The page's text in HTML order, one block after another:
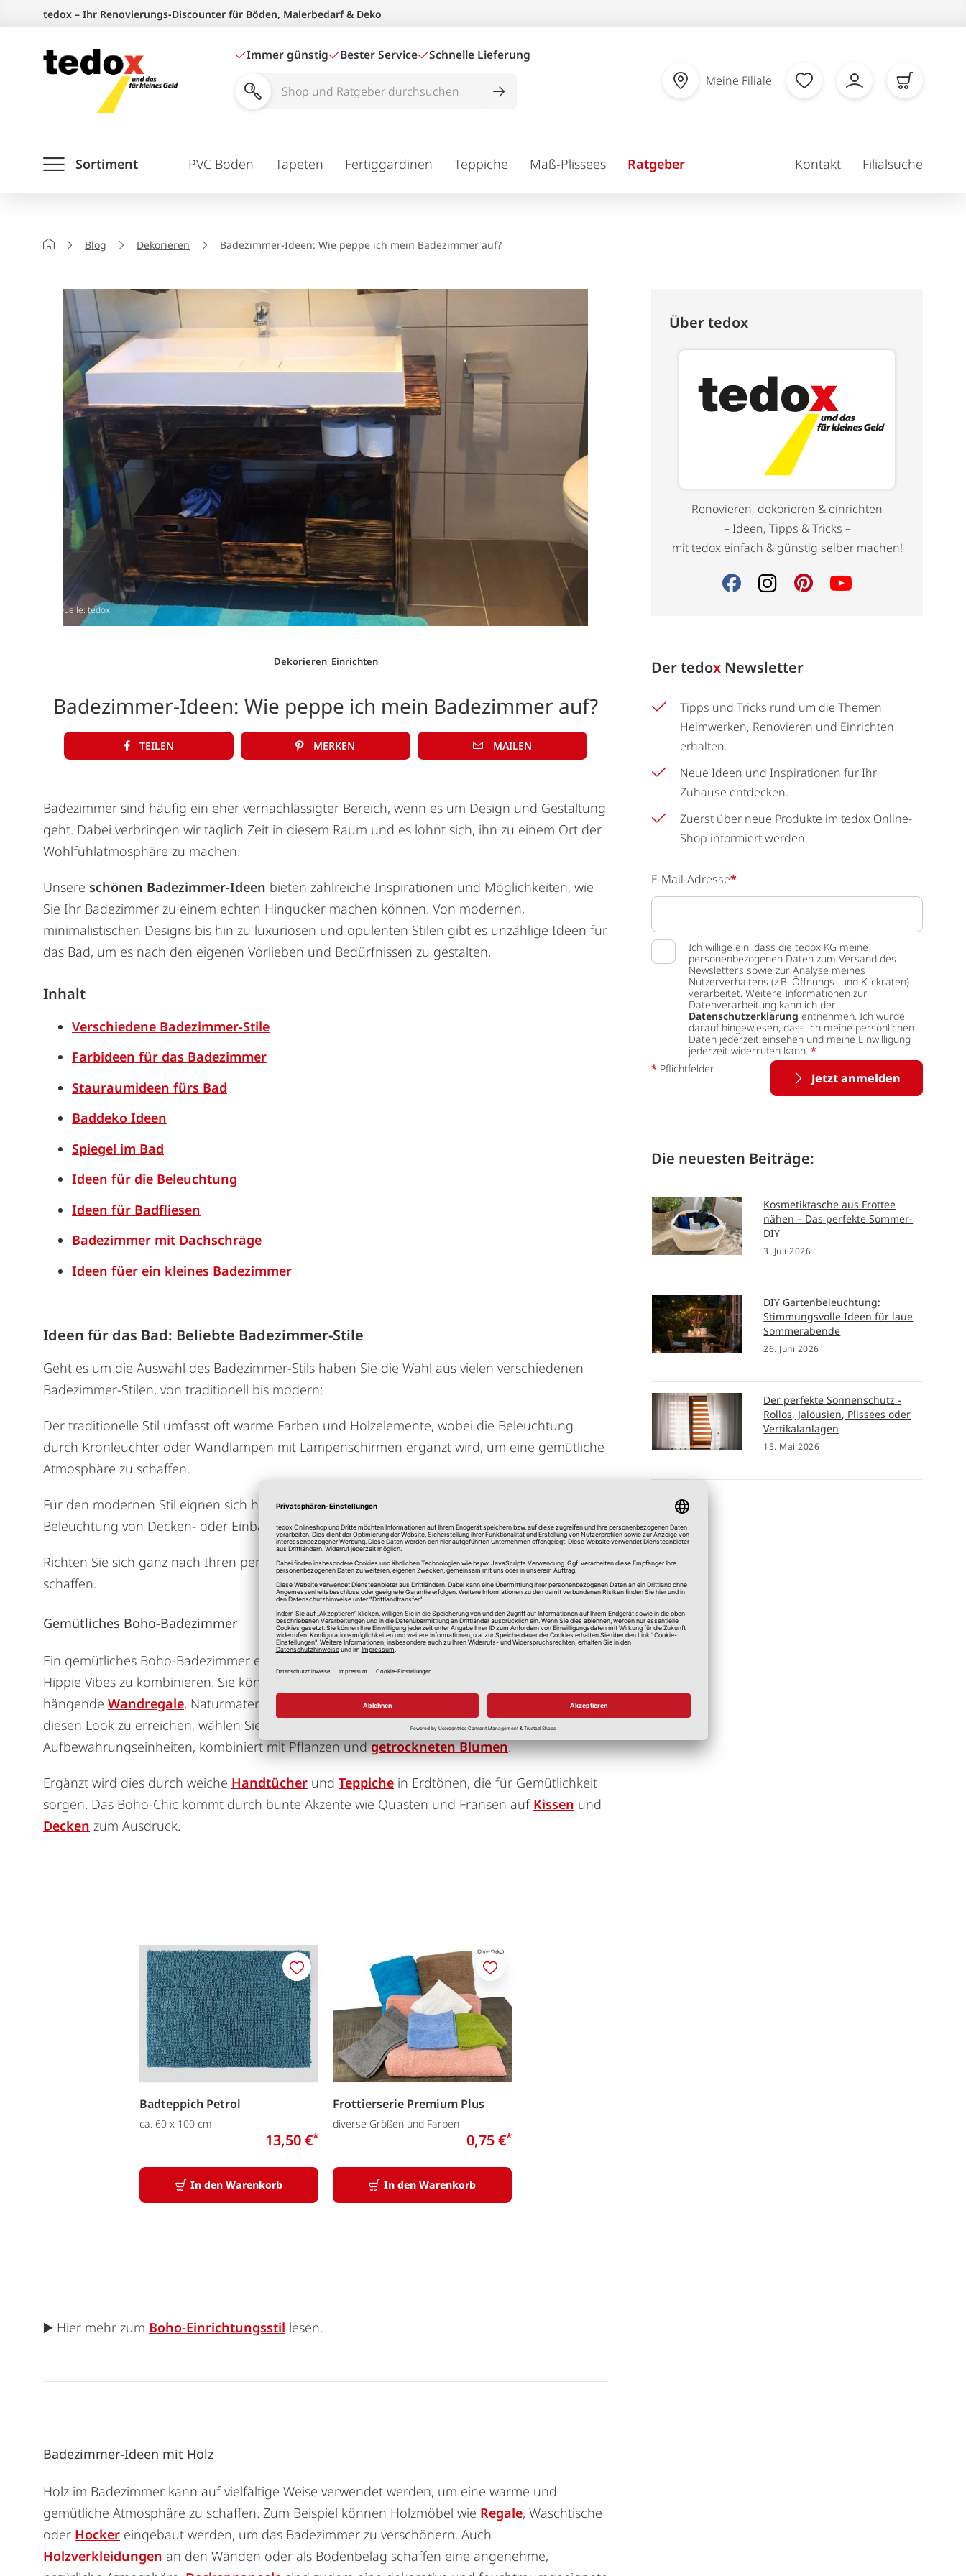
springen
tedox – Ihr Renovierungs-Discounter für Böden, Malerbedarf & Deko
Immer günstig Bester Service Schnelle Lieferung
Shop
durchsuchen
Meine Filiale
Sortiment PVC Boden Tapeten Fertiggardinen Teppiche Maß-Plissees Ratgeber Kontakt Filialsuche
Startseite
Blog Dekorieren Badezimmer-Ideen: Wie peppe ich mein Badezimmer auf?
Quelle: tedox
Dekorieren, Einrichten
Badezimmer-Ideen: Wie peppe ich mein Badezimmer auf?
TEILEN MERKEN MAILEN
Badezimmer sind häufig ein eher vernachlässigter Bereich, wenn es um Design und Gestaltung
geht. Dabei verbringen wir täglich Zeit in diesem Raum und es lohnt sich, ihn zu einem Ort der
Wohlfühlatmosphäre zu machen.
Unsere schönen Badezimmer-Ideen bieten zahlreiche Inspirationen und Möglichkeiten, wie
Sie Ihr Badezimmer zu einem echten Hingucker machen können. Von modernen,
minimalistischen Designs bis hin zu luxuriösen und opulenten Stilen gibt es unzählige Ideen für
das Bad, um es nach den eigenen Vorlieben und Bedürfnissen zu gestalten.
Inhalt
Verschiedene Badezimmer-Stile
Farbideen für das Badezimmer
Stauraumideen fürs Bad
Baddeko Ideen
Spiegel im Bad
Ideen für die Beleuchtung
Ideen für Badfliesen
Badezimmer mit Dachschräge
Ideen füer ein kleines Badezimmer
Ideen für das Bad: Beliebte Badezimmer-Stile
Geht es um die Auswahl des Badezimmer-Stils haben Sie die Wahl aus vielen verschiedenen
Badezimmer-Stilen, von traditionell bis modern:
Der traditionelle Stil umfasst oft warme Farben und Holzelemente, wobei die Beleuchtung
durch Kronleuchter oder Wandlampen mit Lampenschirmen ergänzt wird, um eine gemütliche
Atmosphäre zu schaffen.
Für den modernen Stil eignen sich hingegen klare Linien und minimalistische Details, wobei die
Beleuchtung von Decken- oder Einbauleuchten für ein modernes Ambiente sorgt.
Richten Sie sich ganz nach Ihren persönlichen Vorlieben, um Ihr Bad zum Wohlfühlen zu
schaffen.
Gemütliches Boho-Badezimmer
Ein gemütliches Boho-Badezimmer einzurichten bedeutet, natürliche Elemente mit lässigen
Hippie Vibes zu kombinieren. Sie können eine Wohlfühlatmosphäre schaffen, indem Sie
hängende Wandregale, Naturmaterialien und entspannende
hinzufügen. Um
diesen Look zu erreichen, wählen Sie warme Holztöne für Regale und
Aufbewahrungseinheiten, kombiniert mit Pflanzen undgetrockneten Blumen.
Ergänzt wird dies durch weiche Handtücher und Teppiche in Erdtönen, die für Gemütlichkeit
sorgen. Das Boho-Chic kommt durch bunte Akzente wie Quasten und Fransen auf Kissen und
Decken zum Ausdruck.
Badteppich Petrol
ca. 60 x 100 cm
13,50 €*
In den Warenkorb
Merken
Frottierserie Premium Plus
diverse Größen und Farben
0,75 €*
In den Warenkorb
Merken
▶️ Hier mehr zum Boho-Einrichtungsstil lesen.
Badezimmer-Ideen mit Holz
Holz im Badezimmer kann auf vielfältige Weise verwendet werden, um eine warme und
gemütliche Atmosphäre zu schaffen. Zum Beispiel können Holzmöbel wie Regale, Waschtische
oder Hocker eingebaut werden, um das Badezimmer zu verschönern. Auch
Holzverkleidungen an den Wänden oder als Bodenbelag schaffen eine angenehme,
Über tedox
Renovieren, dekorieren & einrichten
– Ideen, Tipps & Tricks –
mit tedox einfach & günstig selber machen!
Dertedox Newsletter
Tipps und Tricks rund um die Themen
Heimwerken, Renovieren und Einrichten
erhalten.
Neue Ideen und Inspirationen für Ihr
Zuhause entdecken.
Zuerst über neue Produkte im tedox Online-
Shop informiert werden.
E-Mail-Adresse*
Ich willige ein, dass die tedox KG meine
personenbezogenen Daten zum Versand des
Newsletters sowie zur Analyse meines
Nutzerverhaltens (z.B. Öffnungs- und Klickraten)
verarbeitet. Weitere Informationen zur
Datenverarbeitung kann ich der
Datenschutzerklärung entnehmen. Ich wurde
darauf hingewiesen, dass ich meine persönlichen
Daten jederzeit einsehen und meine Einwilligung
jederzeit widerrufen kann. *
Jetzt anmelden
* Pflichtfelder
Die neuesten Beiträge:
Kosmetiktasche aus Frottee
nähen – Das perfekte Sommer-
DIY
3. Juli 2026
DIY Gartenbeleuchtung:
Stimmungsvolle Ideen für laue
Sommerabende
26. Juni 2026
Der perfekte Sonnenschutz -
Rollos, Jalousien, Plissees oder
Vertikalanlagen
15. Mai 2026